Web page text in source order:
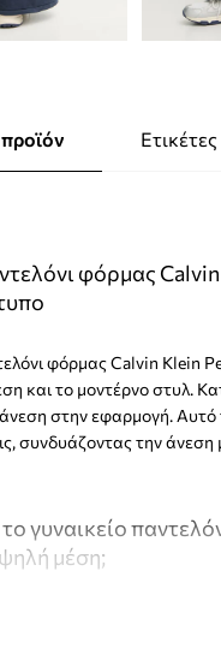
Ετικέτες
φόρμας
φόρμας Calvin Klein
και το μοντέρνο
στην εφαρμογή. Αυτό
συνδυάζοντας την άνεση
το γυναικείο
μέση;